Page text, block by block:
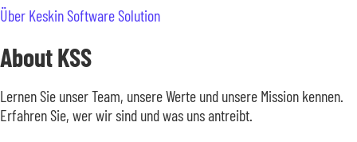
Über Keskin Software Solution
About KSS
Lernen Sie unser Team, unsere Werte und unsere Mission kennen.
Erfahren Sie, wer wir sind und was uns antreibt.